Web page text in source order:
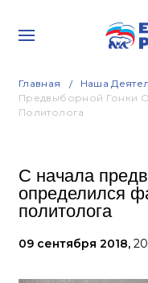
Главная Наша
Предвыборной Гонки
Политолога
С начала
определился
политолога
09 сентября 2018,